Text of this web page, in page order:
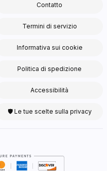
Contatto
Termini di servizio
Informativa sui cookie
Politica di spedizione
Accessibilità
🛡 Le tue scelte sulla privacy